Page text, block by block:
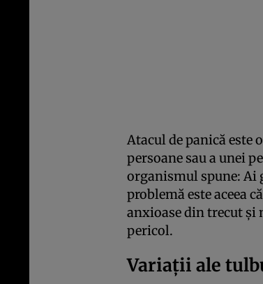
Atacul de panică este
persoane sau a unei
organismul spune: Ai
problemă este aceea
anxioase din trecut şi
pericol.
Variaţii ale